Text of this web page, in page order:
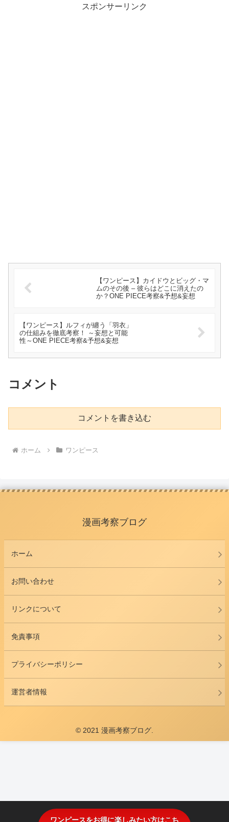
スポンサーリンク
【ワンピース】カイドウとビッグ・マ
ムのその後 – 彼らはどこに消えたの
か？ONE PIECE考察&予想&妄想
【ワンピース】ルフィが纏う「羽衣」
の仕組みを徹底考察！ ～妄想と可能
性～ONE PIECE考察&予想&妄想
コメント
コメントを書き込む
ホーム ワンピース
漫画考察ブログ
ホーム
お問い合わせ
リンクについて
免責事項
プライバシーポリシー
運営者情報
© 2021 漫画考察ブログ.
ワンピースをお得に楽しみたい方はこち